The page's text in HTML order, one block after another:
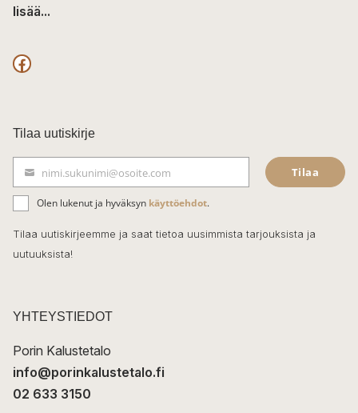
lisää...
F
c
e
b
o
o
k
Tilaa uutiskirje
ä
h
k
t
nimi.sukunimi@osoite.com Tilaa
Olen lukenut ja hyväksyn käyttöehdot.
Tilaa uutiskirjeemme ja saat tietoa uusimmista tarjouksista ja
uutuuksista!
YHTEYSTIEDOT
Porin Kalustetalo
info@porinkalustetalo.fi
02 633 3150